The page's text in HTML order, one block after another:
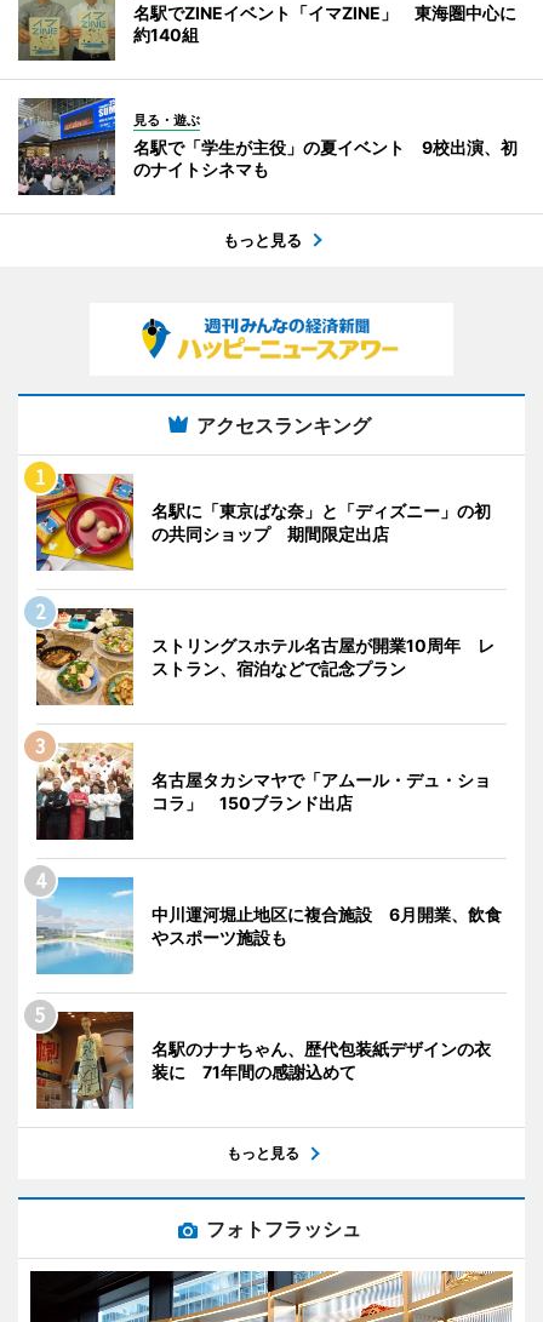
名駅でZINEイベント「イマZINE」 東海圏中心に
約140組
見る・遊ぶ
名駅で「学生が主役」の夏イベント 9校出演、初
のナイトシネマも
もっと見る
アクセスランキング
名駅に「東京ばな奈」と「ディズニー」の初
の共同ショップ 期間限定出店
ストリングスホテル名古屋が開業10周年 レ
ストラン、宿泊などで記念プラン
名古屋タカシマヤで「アムール・デュ・ショ
コラ」 150ブランド出店
中川運河堀止地区に複合施設 6月開業、飲食
やスポーツ施設も
名駅のナナちゃん、歴代包装紙デザインの衣
装に 71年間の感謝込めて
もっと見る
フォトフラッシュ